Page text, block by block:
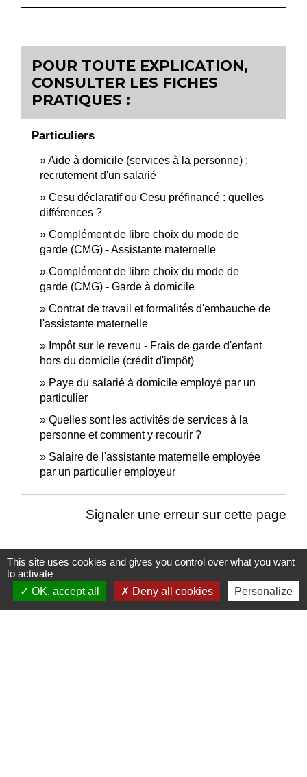
POUR TOUTE EXPLICATION,
CONSULTER LES FICHES
PRATIQUES :
Particuliers
Aide à domicile (services à la personne) :
recrutement d'un salarié
Cesu déclaratif ou Cesu préfinancé : quelles
différences ?
Complément de libre choix du mode de
garde (CMG) - Assistante maternelle
Complément de libre choix du mode de
garde (CMG) - Garde à domicile
Contrat de travail et formalités d'embauche de
l'assistante maternelle
Impôt sur le revenu - Frais de garde d'enfant
hors du domicile (crédit d'impôt)
Paye du salarié à domicile employé par un
particulier
Quelles sont les activités de services à la
personne et comment y recourir ?
Salaire de l'assistante maternelle employée
par un particulier employeur
Signaler une erreur sur cette page
Nous contacter
This site uses cookies and gives you control over what you want
to activate
OK, accept all
Deny all cookies Personalize